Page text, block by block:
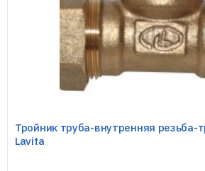
Тройник труба-внутренняя резьба-
Lavita